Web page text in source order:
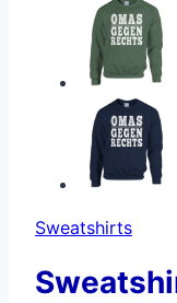
Sweatshirts